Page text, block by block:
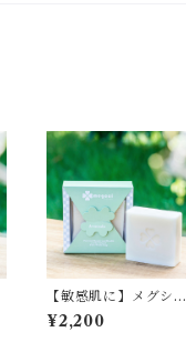
【敏感肌に】メグシー
アボカド【石鹸、石け
ん、せっけん】
¥2,200